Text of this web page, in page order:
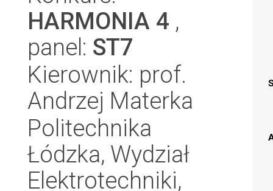
HARMONIA 4 ,
panel: ST7
Kierownik: prof.
Andrzej Materka
Politechnika
Łódzka, Wydział
Elektrotechniki,